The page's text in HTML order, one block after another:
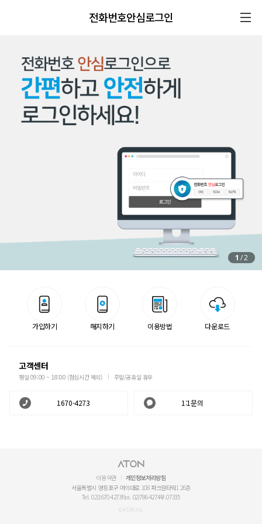
전화번호안심로그인
1 /2
가입하기 해지하기 이용방법 다운로드
고객센터
평일 09:00 ~ 18:00 (점심시간 제외) 주말/공휴일 휴무
1670-4273 1:1문의
이용약관
개인정보처리방침
서울특별시 영등포구 여의대로 108 파크원타워1 26층
Tel. 02)1670-4273Fax. 02)786-4274우.07335
© ATON Inc.